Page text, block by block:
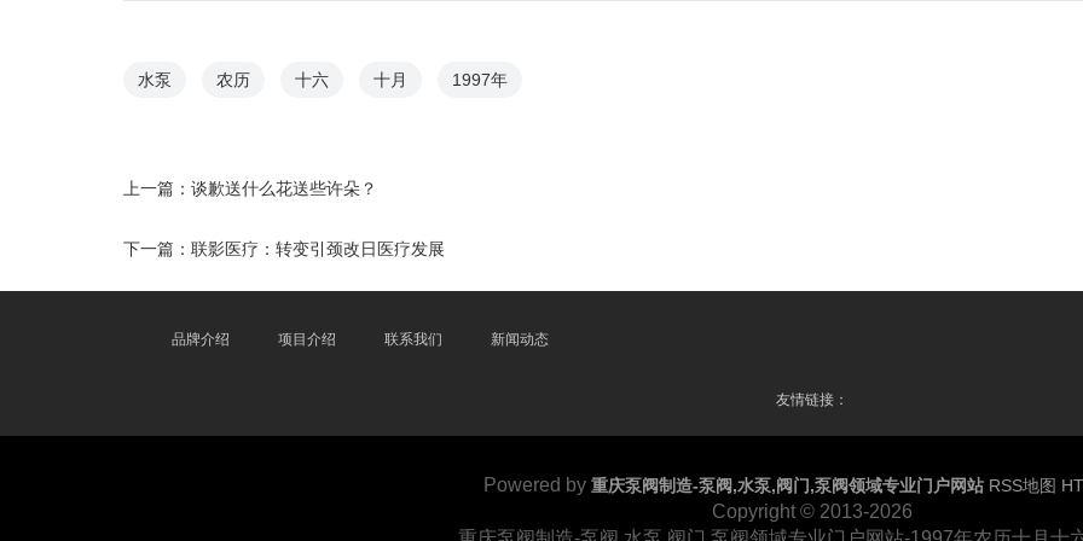
水泵 农历 十六 十月 1997年
上一篇： 谈歉送什么花送些许朵？
下一篇： 联影医疗：转变引颈改日医疗发展
品牌介绍 项目介绍 联系我们 新闻动态
友情链接：
Powered by 重庆泵阀制造-泵阀,水泵,阀门,泵阀领域专业门户网站 RSS地图
Copyright © 2013-2026